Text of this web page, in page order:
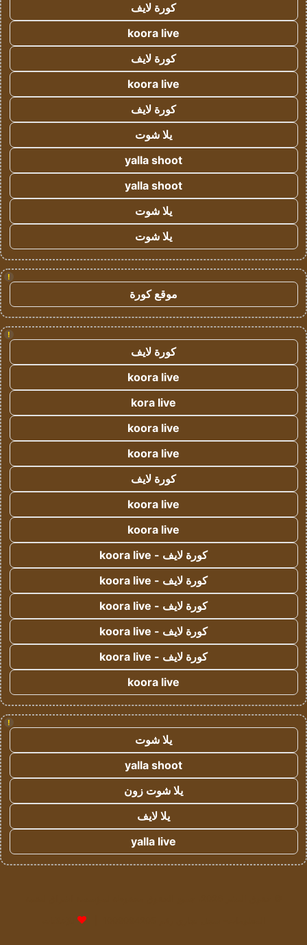
كورة لايف
koora live
كورة لايف
koora live
كورة لايف
يلا شوت
yalla shoot
yalla shoot
يلا شوت
يلا شوت
!
موقع كورة
!
كورة لايف
koora live
kora live
koora live
koora live
كورة لايف
koora live
koora live
كورة لايف - koora live
كورة لايف - koora live
كورة لايف - koora live
كورة لايف - koora live
كورة لايف - koora live
koora live
!
يلا شوت
yalla shoot
يلا شوت زون
يلا لايف
yalla live